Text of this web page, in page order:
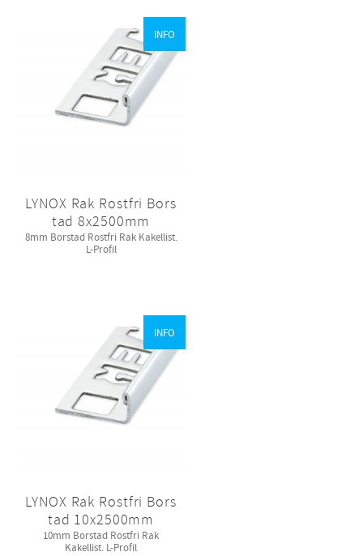
LYNOX Rak Rostfri Bors
tad 8x2500mm
8mm Borstad Rostfri Rak Kakellist.
L-Profil
INFO
LYNOX Rak Rostfri Bors
tad 10x2500mm
10mm Borstad Rostfri Rak
Kakellist. L-Profil
INFO